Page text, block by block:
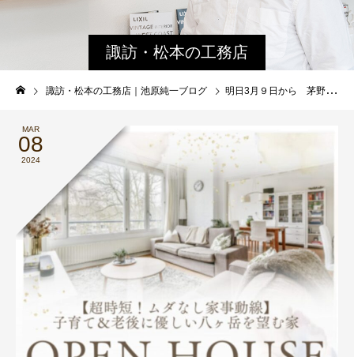
諏訪・松本の工務店
の社長ブログ｜家族
諏訪・松本の工務店｜池原純一ブログ 明日3月９日から 茅野市内 エコ住宅の見学会開催
MAR
08
2024